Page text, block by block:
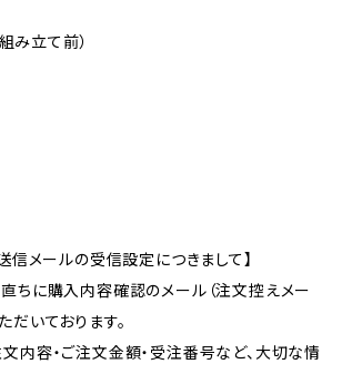
み立て前）
信メールの受信設定につきまして】
ちに購入内容確認のメール（注文控えメー
だいております。
内容・ご注文金額・受注番号など、大切な情